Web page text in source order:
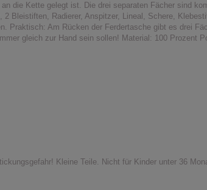
die Kette gelegt ist. Die drei separaten Fächer sind
Bleistiften, Radierer, Anspitzer, Lineal, Schere,
Praktisch: Am Rücken der Ferdertasche gibt es drei
gleich zur Hand sein sollen! Material: 100 Prozent
Kleine Teile. Nicht für Kinder unter 36